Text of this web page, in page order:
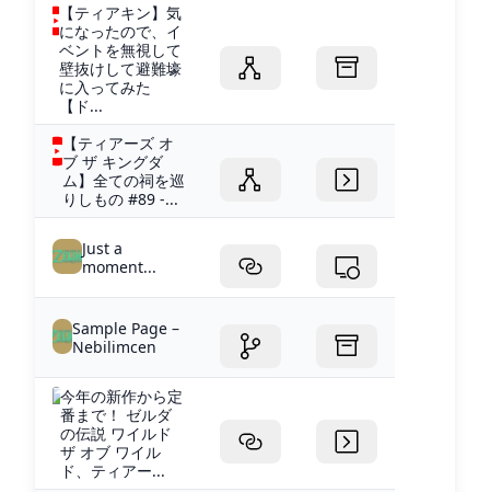
【ティアキン】気
になったので、イ
ベントを無視して
壁抜けして避難壕
に入ってみた
【ド...
【ティアーズ オ
ブ ザ キングダ
ム】全ての祠を巡
りしもの #89 -...
Just a
moment...
Sample Page –
Nebilimcen
今年の新作から定
番まで！ ゼルダ
の伝説 ワイルド
ザ オブ ワイル
ド、ティアー...